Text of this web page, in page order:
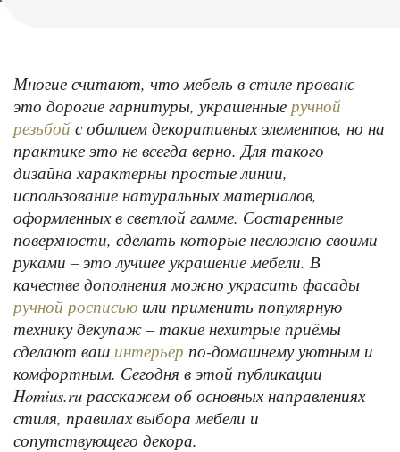
Многие считают, что мебель в стиле прованс –
это дорогие гарнитуры, украшенные ручной
резьбой с обилием декоративных элементов, но на
практике это не всегда верно. Для такого
дизайна характерны простые линии,
использование натуральных материалов,
оформленных в светлой гамме. Состаренные
поверхности, сделать которые несложно своими
руками – это лучшее украшение мебели. В
качестве дополнения можно украсить фасады
ручной росписью или применить популярную
технику декупаж – такие нехитрые приёмы
сделают ваш интерьер по-домашнему уютным и
комфортным. Сегодня в этой публикации
Homius.ru расскажем об основных направлениях
стиля, правилах выбора мебели и
сопутствующего декора.